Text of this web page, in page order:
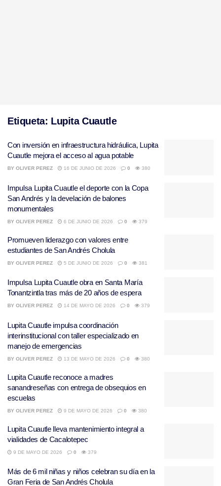
Etiqueta: Lupita Cuautle
Con inversión en infraestructura hidráulica, Lupita
Cuautle mejora el acceso al agua potable
BY OLIVER PEREZ 16 DE JUNIO DE 2026 0 380
Impulsa Lupita Cuautle el deporte con la Copa
San Andrés y la develación de balones
monumentales
BY OLIVER PEREZ 6 DE JUNIO DE 2026 0 379
Promueven liderazgo con valores entre
estudiantes de San Andrés Cholula
BY OLIVER PEREZ 5 DE JUNIO DE 2026 0 381
Impulsa Lupita Cuautle obra en Santa María
Tonantzintla tras más de 20 años de espera
BY OLIVER PEREZ 14 DE MAYO DE 2026 0 379
Lupita Cuautle impulsa coordinación
interinstitucional con taller especializado en
manejo de emergencias
BY OLIVER PEREZ 13 DE MAYO DE 2026 0 380
Lupita Cuautle reconoce a madres
sanandreseñas con entrega de obsequios en
escuelas
BY OLIVER PEREZ 9 DE MAYO DE 2026 0 380
Lupita Cuautle lleva mantenimiento integral a
vialidades de Cacalotepec
9 DE MAYO DE 2026 0 379
Más de 6 mil niñas y niños celebran su día en la
Gran Feria de San Andrés Cholula